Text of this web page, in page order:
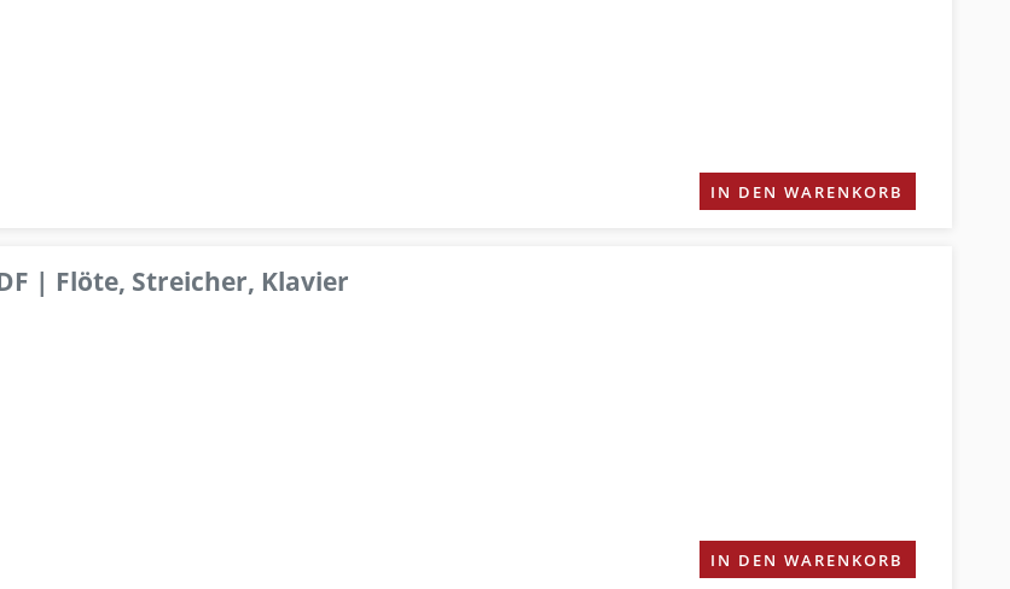
IN DEN WARENKORB
| Flöte, Streicher, Klavier
IN DEN WARENKORB